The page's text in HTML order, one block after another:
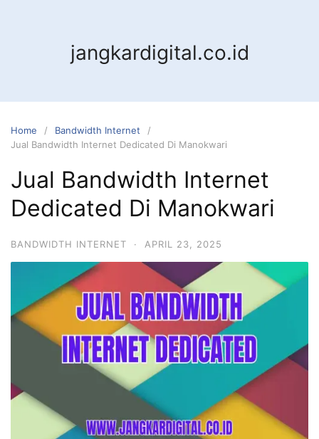
jangkardigital.co.id
Home
Bandwidth Internet
Jual Bandwidth Internet Dedicated Di Manokwari
Jual Bandwidth Internet
Dedicated Di Manokwari
BANDWIDTH INTERNET · APRIL 23, 2025